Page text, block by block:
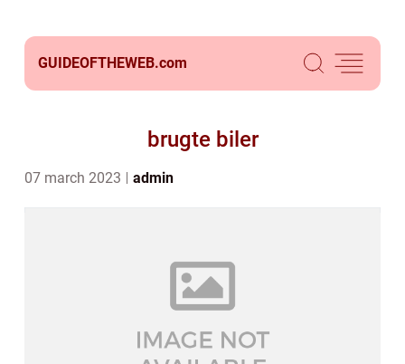
GUIDEOFTHEWEB.com
brugte biler
07 march 2023 admin